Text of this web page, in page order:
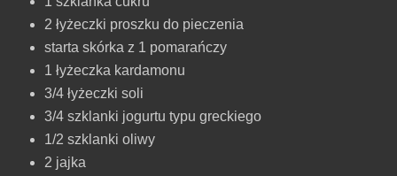
2 łyżeczki proszku do pieczenia
starta skórka z 1 pomarańczy
1 łyżeczka kardamonu
3/4 łyżeczki soli
3/4 szklanki jogurtu typu greckiego
1/2 szklanki oliwy
2 jajka